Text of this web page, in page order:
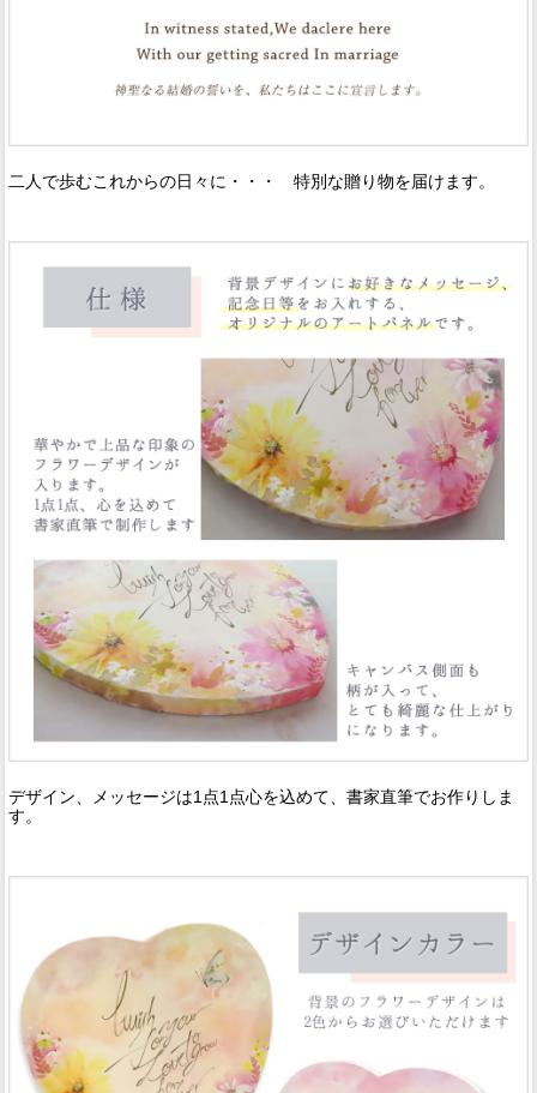
二人で歩むこれからの日々に・・・ 特別な贈り物を届けます。
デザイン、メッセージは1点1点心を込めて、書家直筆でお作りしま
す。